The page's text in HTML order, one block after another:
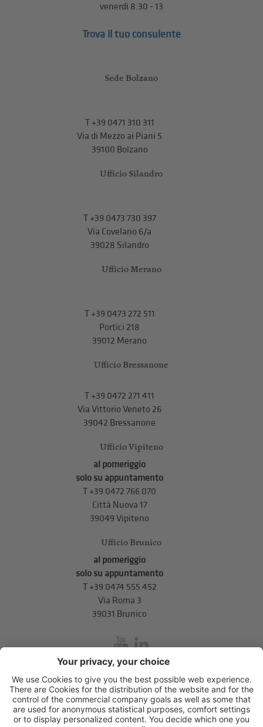
venerdì 8.30 - 13
Trova il tuo consulente
Sede Bolzano
T+39 0471 310 311
Via di Mezzo ai Piani 5
39100 Bolzano
Ufficio Silandro
T+39 0473 730 397
Via Covelano 6/a
39028 Silandro
Ufficio Merano
T+39 0473 272 511
Portici 218
39012 Merano
Ufficio Bressanone
T +39 0472 271 411
Via Vittorio Veneto 26
39042 Bressanone
Ufficio Vipiteno
al pomeriggio
solo su appuntamento
T +39 0472 766 070
Città Nuova 17
39049 Vipiteno
Ufficio Brunico
al pomeriggio
solo su appuntamento
T+39 0474 555 452
Via Roma 3
39031 Brunico
inService
Via di Mezzo ai Piani 5 ,39100 Bolzano.T+39 0471 310 311.
info@unione-bz.it
Impressum